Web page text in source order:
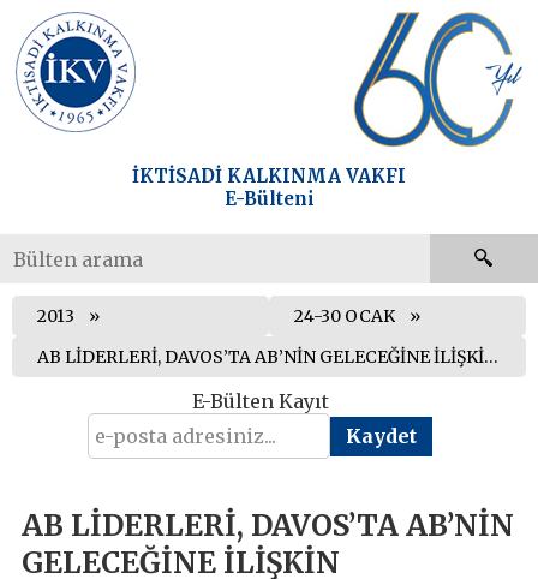
İKTİSADİ KALKINMA VAKFI
E-Bülteni
2013
24-30 OCAK
AB LİDERLERİ, DAVOS’TA AB’NİN GELECEĞİNE İLİŞKİN AÇIKLAMALARDA BULUNDU
E-Bülten Kayıt
AB LİDERLERİ, DAVOS’TA AB’NİN
GELECEĞİNE İLİŞKİN